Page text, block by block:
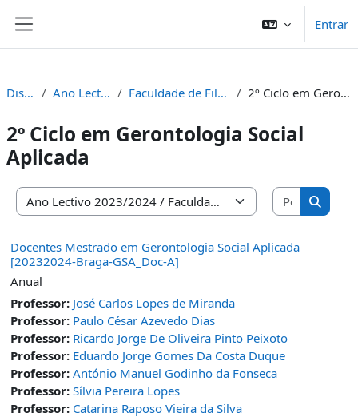
Entrar
Disciplinas Ano Lectivo 2023/2024 Faculdade de Filosofia e Ciências Sociais 2º Ciclo em Gerontologia Social Aplicada
2º Ciclo em Gerontologia Social
Aplicada
Categorias de disciplinas
Docentes Mestrado em Gerontologia Social Aplicada
[20232024-Braga-GSA_Doc-A]
Anual
Professor: José Carlos Lopes de Miranda
Professor: Paulo César Azevedo Dias
Professor: Ricardo Jorge De Oliveira Pinto Peixoto
Professor: Eduardo Jorge Gomes Da Costa Duque
Professor: António Manuel Godinho da Fonseca
Professor: Sílvia Pereira Lopes
Professor: Catarina Raposo Vieira da Silva